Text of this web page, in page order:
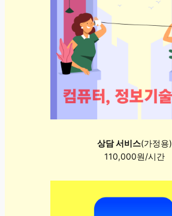
상담 서비스(가정용)
110,000원/시간